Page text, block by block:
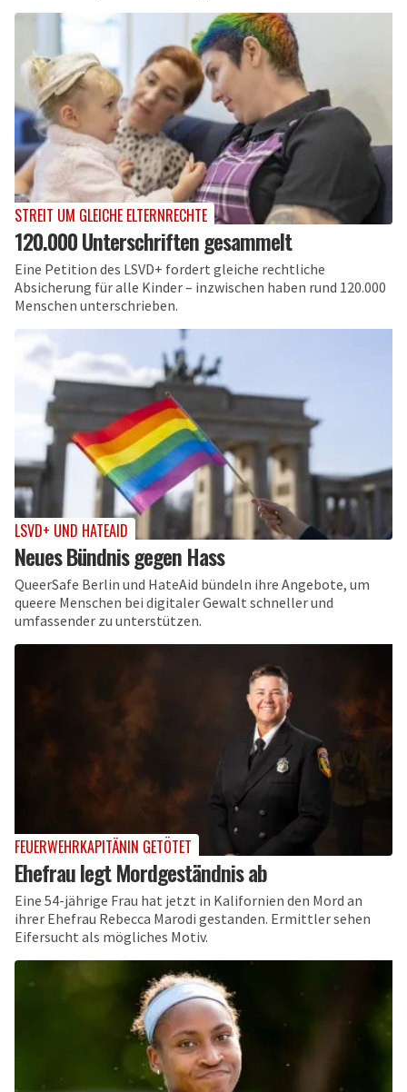
STREIT UM GLEICHE ELTERNRECHTE
120.000 Unterschriften gesammelt
Eine Petition des LSVD+ fordert gleiche rechtliche
Absicherung für alle Kinder – inzwischen haben rund 120.000
Menschen unterschrieben.
LSVD+ UND HATEAID
Neues Bündnis gegen Hass
QueerSafe Berlin und HateAid bündeln ihre Angebote, um
queere Menschen bei digitaler Gewalt schneller und
umfassender zu unterstützen.
FEUERWEHRKAPITÄNIN GETÖTET
Ehefrau legt Mordgeständnis ab
Eine 54-jährige Frau hat jetzt in Kalifornien den Mord an
ihrer Ehefrau Rebecca Marodi gestanden. Ermittler sehen
Eifersucht als mögliches Motiv.